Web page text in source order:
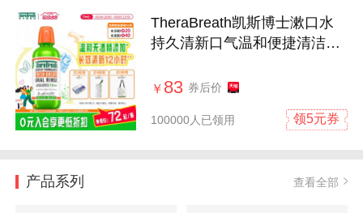
TheraBreath凯斯博士漱口水
持久清新口气温和便捷清洁口
￥ 83 券后价
100000人已领用 领5元券
产品系列 查看全部